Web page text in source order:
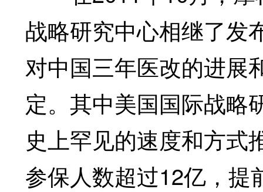
战略研究中心相继了发
对中国三年医改的进展
定。其中美国国际战略
史上罕见的速度和方式
参保人数超过12亿，提